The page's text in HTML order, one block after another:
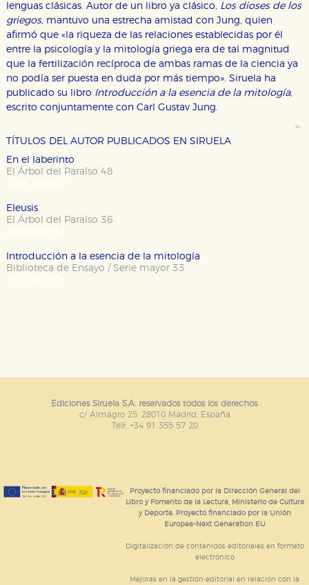
lenguas clásicas. Autor de un libro ya clásico, Los dioses de los
griegos, mantuvo una estrecha amistad con Jung, quien
afirmó que «la riqueza de las relaciones establecidas por él
entre la psicología y la mitología griega era de tal magnitud
que la fertilización recíproca de ambas ramas de la ciencia ya
no podía ser puesta en duda por más tiempo». Siruela ha
publicado su libro Introducción a la esencia de la mitología,
escrito conjuntamente con Carl Gustav Jung.
TÍTULOS DEL AUTOR PUBLICADOS EN SIRUELA
En el laberinto
El Árbol del Paraíso 48
Eleusis
El Árbol del Paraíso 36
Introducción a la esencia de la mitología
Biblioteca de Ensayo / Serie mayor 33
Ediciones Siruela S.A. reservados todos los derechos.
c/ Almagro 25. 28010 Madrid. España
Telf. +34 91 355 57 20
Proyecto financiado por la Dirección General del
Libro y Fomento de la Lectura, Ministerio de Cultura
y Deporte. Proyecto financiado por la Unión
Europea-Next Generation EU
Digitalización de contenidos editoriales en formato
electrónico
Mejoras en la gestión editorial en relación con la
CONFIGURACIÓN DE COOKIES
HABILITAR TODO RECHAZAR TODO
Estas cookies son necesarias para que nuestro sitio
web funcione y no es posible deshabilitarlas desde
correctamente.
Estas cookies se utilizan para mejorar su experiencia
de navegación y optimizar el funcionamiento de
nuestro sitio web. Almacenan configuraciones de
que se basan en la identificación única de su
GUARDAR CONFIGURACIÓN